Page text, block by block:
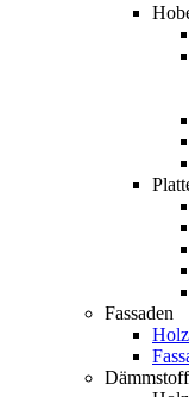
Fassaden